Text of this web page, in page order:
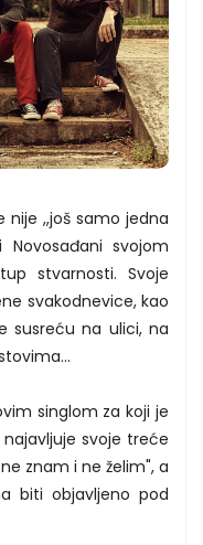
,,još samo jedna
svojom
stvarnosti. Svoje
svakodnevice, kao
susreću na ulici, na
singlom za koji je
svoje treće
znam i ne želim", a
biti objavljeno pod